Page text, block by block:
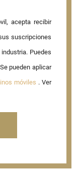
acepta recibir
suscripciones
Puedes
pueden aplicar
móviles . Ver